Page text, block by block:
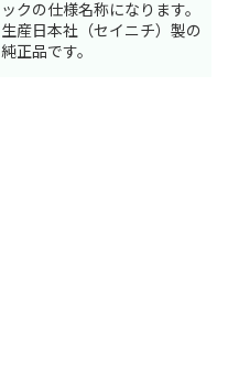
ックの仕様名称になります。
生産日本社（セイニチ）製の
純正品です。